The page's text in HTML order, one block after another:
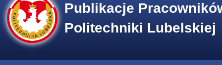
Publikacje
Politechniki Lubelskiej